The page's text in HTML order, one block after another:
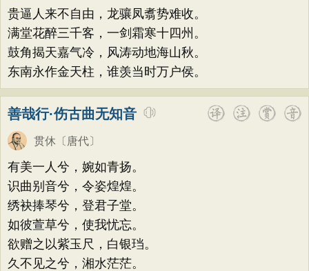
落花
桃花 写雨 青春
论诗
游仙 节日 春节
寒食节
清明节 端午节
初中文言文
高中文言文
古诗三百首
宋词三百首
高适
方干 李峤 赵嘏
郑燮
张说 张炎 白居易
李清照
刘禹锡 李商隐
孟浩然
柳宗元 王安石
韦应物
温庭筠 刘长卿
王昌龄
杨万里
马致远
皮日休
权德舆
黄庭坚
卓文君
文天祥
纳兰性德
贵逼人来不自由，龙骧凤翥势难收。
满堂花醉三千客，一剑霜寒十四州。
鼓角揭天嘉气冷，风涛动地海山秋。
东南永作金天柱，谁羡当时万户侯。
善哉行·伤古曲无知音
贯休 〔唐代〕
有美一人兮，婉如青扬。
识曲别音兮，令姿煌煌。
绣袂捧琴兮，登君子堂。
如彼萱草兮，使我忧忘。
欲赠之以紫玉尺，白银珰。
久不见之兮，湘水茫茫。